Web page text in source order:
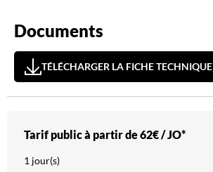
Documents
TÉLÉCHARGER LA FICHE TECHNIQUE
Tarif public à partir de62€ / JO*
1 jour(s)